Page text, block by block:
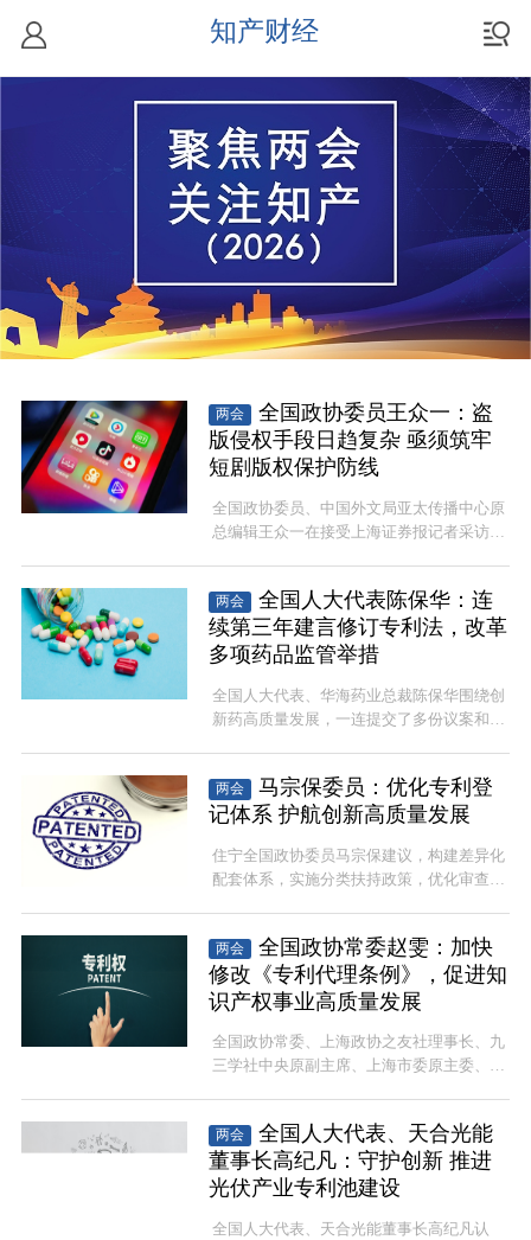
知产财经
两会
全国政协委员王众一：盗
版侵权手段日趋复杂 亟须筑牢
短剧版权保护防线
全国政协委员、中国外文局亚太传播中心原
总编辑王众一在接受上海证券报记者采访时
充分发挥微短剧在促进文化消费、扩大就业
方面的积极作用，多措并举，引导微短剧行
业健康高质量发展。
两会
全国人大代表陈保华：连
续第三年建言修订专利法，改革
多项药品监管举措
全国人大代表、华海药业总裁陈保华围绕创
新药高质量发展，一连提交了多份议案和建
端核医疗到破解罕见病患者“无药可用”的困
境，不仅聚焦行业痛点，更将产业竞争力与
两会
马宗保委员：优化专利登
记体系 护航创新高质量发展
住宁全国政协委员马宗保建议，构建差异化
配套体系，实施分类扶持政策，优化审查资
请清理力度，建立信用惩戒机制，加强监
管，提升专利文件撰写质量；建立审查标准
公示与反馈机制，同步引入人工智能辅助技
度优化破解发展难题，助力创新高质量发
展。搭建分类检索平台，设置“研究型”“应
两会
全国政协常委赵雯：加快
修改《专利代理条例》，促进知
识产权事业高质量发展
全国政协常委、上海政协之友社理事长、九
三学社中央原副主席、上海市委原主委、上
要，进一步修改完善专利代理法律制度，由
国家知识产权局牵头，组织相关人员，加快
修改条例步伐，营造更加良好的创新环境和
两会
全国人大代表、天合光能
董事长高纪凡：守护创新 推进
光伏产业专利池建设
全国人大代表、天合光能董事长高纪凡认